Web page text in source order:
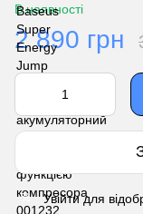
В наявності
2 890 грн
% Увійтидля